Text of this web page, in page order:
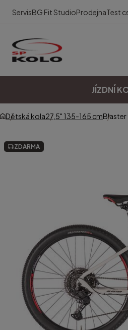
ServisBG Fit StudioProdejnaTest
JÍZDNÍ
Dětská kola27,5" 135-165 cmBlaster
ZDARMA